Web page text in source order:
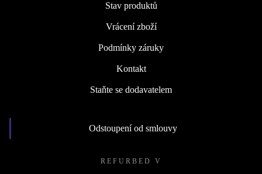
Stav produktů
Vrácení zboží
Podmínky záruky
Kontakt
Staňte se dodavatelem
Odstoupení od smlouvy
REFURBED V